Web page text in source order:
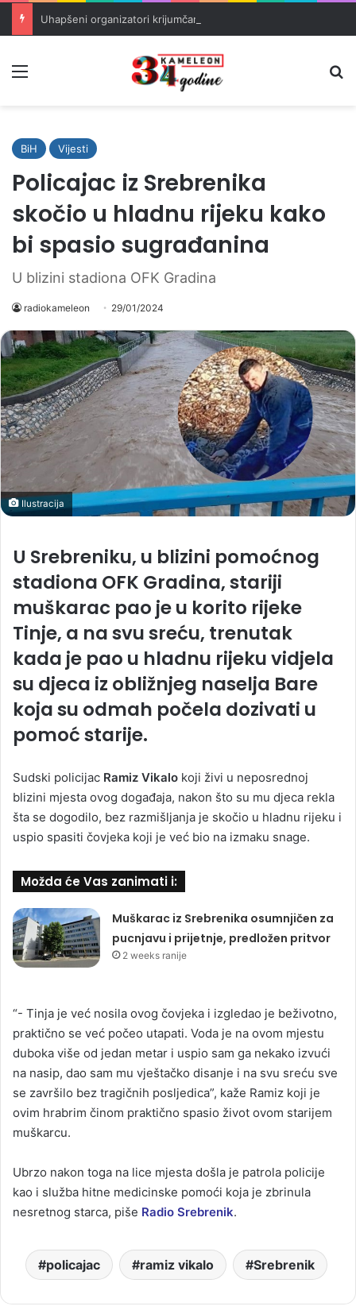
BiH Vijesti
Policajac iz Srebrenika
skočio u hladnu rijeku kako
bi spasio sugrađanina
U blizini stadiona OFK Gradina
radiokameleon 29/01/2024
Ilustracija
U Srebreniku, u blizini pomoćnog
stadiona OFK Gradina, stariji
muškarac pao je u korito rijeke
Tinje, a na svu sreću, trenutak
kada je pao u hladnu rijeku vidjela
su djeca iz obližnjeg naselja Bare
koja su odmah počela dozivati u
pomoć starije.
Sudski policijac Ramiz Vikalo koji živi u neposrednoj
blizini mjesta ovog događaja, nakon što su mu djeca rekla
šta se dogodilo, bez razmišljanja je skočio u hladnu rijeku i
uspio spasiti čovjeka koji je već bio na izmaku snage.
Možda će Vas zanimati i:
Muškarac iz Srebrenika osumnjičen za
pucnjavu i prijetnje, predložen pritvor
2 weeks ranije
“- Tinja je već nosila ovog čovjeka i izgledao je beživotno,
praktično se već počeo utapati. Voda je na ovom mjestu
duboka više od jedan metar i uspio sam ga nekako izvući
na nasip, dao sam mu vještačko disanje i na svu sreću sve
se završilo bez tragičnih posljedica”, kaže Ramiz koji je
ovim hrabrim činom praktično spasio život ovom starijem
muškarcu.
Ubrzo nakon toga na lice mjesta došla je patrola policije
kao i služba hitne medicinske pomoći koja je zbrinula
nesretnog starca, piše Radio Srebrenik.
policajac ramiz vikalo Srebrenik